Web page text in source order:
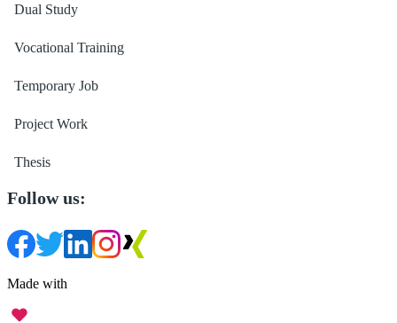
Dual Study
Vocational Training
Temporary Job
Project Work
Thesis
Follow us:
Made with